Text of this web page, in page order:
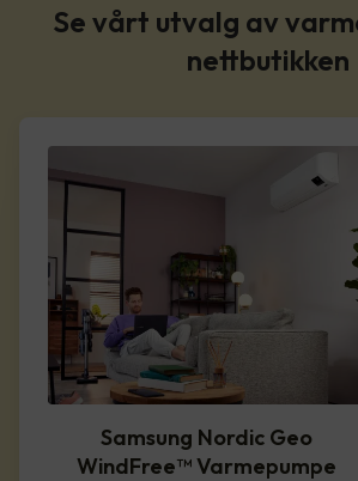
Se vårt utvalg av
nettbutikken
Samsung Nordic Geo
WindFree™️ Varmepumpe